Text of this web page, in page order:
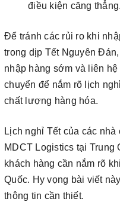
điều kiện căng thẳng.
Để tránh các rủi ro khi
trong dịp Tết Nguyên
nhập hàng sớm và liên
chuyển để nắm rõ lịch
chất lượng hàng hóa.
Lịch nghỉ Tết của các
MDCT Logistics tại Trung
khách hàng cần nắm rõ
Quốc. Hy vọng bài viết
thông tin cần thiết.